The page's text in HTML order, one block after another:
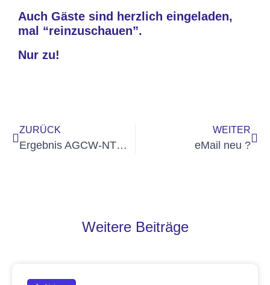
Auch Gäste sind herzlich eingeladen,
mal “reinzuschauen”.
Nur zu!
ZURÜCK
Ergebnis AGCW-NTC QSO-Party April 2026
WEITER
eMail neu ?
Weitere Beiträge